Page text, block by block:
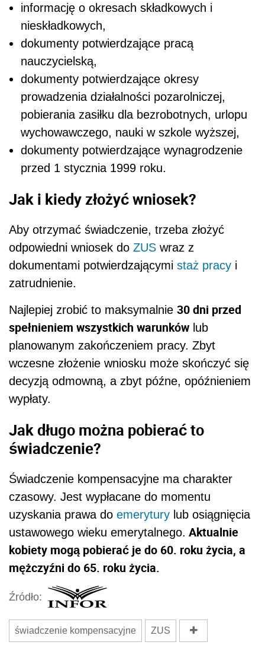
informację o okresach składkowych i
nieskładkowych,
dokumenty potwierdzające pracą
nauczycielską,
dokumenty potwierdzające okresy
prowadzenia działalności pozarolniczej,
pobierania zasiłku dla bezrobotnych, urlopu
wychowawczego, nauki w szkole wyższej,
dokumenty potwierdzające wynagrodzenie
przed 1 stycznia 1999 roku.
Jak i kiedy złożyć wniosek?
Aby otrzymać świadczenie, trzeba złożyć
odpowiedni wniosek do ZUS wraz z
dokumentami potwierdzającymi staż pracy i
zatrudnienie.
Najlepiej zrobić to maksymalnie 30 dni przed
spełnieniem wszystkich warunków lub
planowanym zakończeniem pracy. Zbyt
wczesne złożenie wniosku może skończyć się
decyzją odmowną, a zbyt późne, opóźnieniem
wypłaty.
Jak długo można pobierać to
świadczenie?
Świadczenie kompensacyjne ma charakter
czasowy. Jest wypłacane do momentu
uzyskania prawa do emerytury lub osiągnięcia
ustawowego wieku emerytalnego. Aktualnie
kobiety mogą pobierać je do 60. roku życia, a
mężczyźni do 65. roku życia.
Źródło:
świadczenie kompensacyjne ZUS